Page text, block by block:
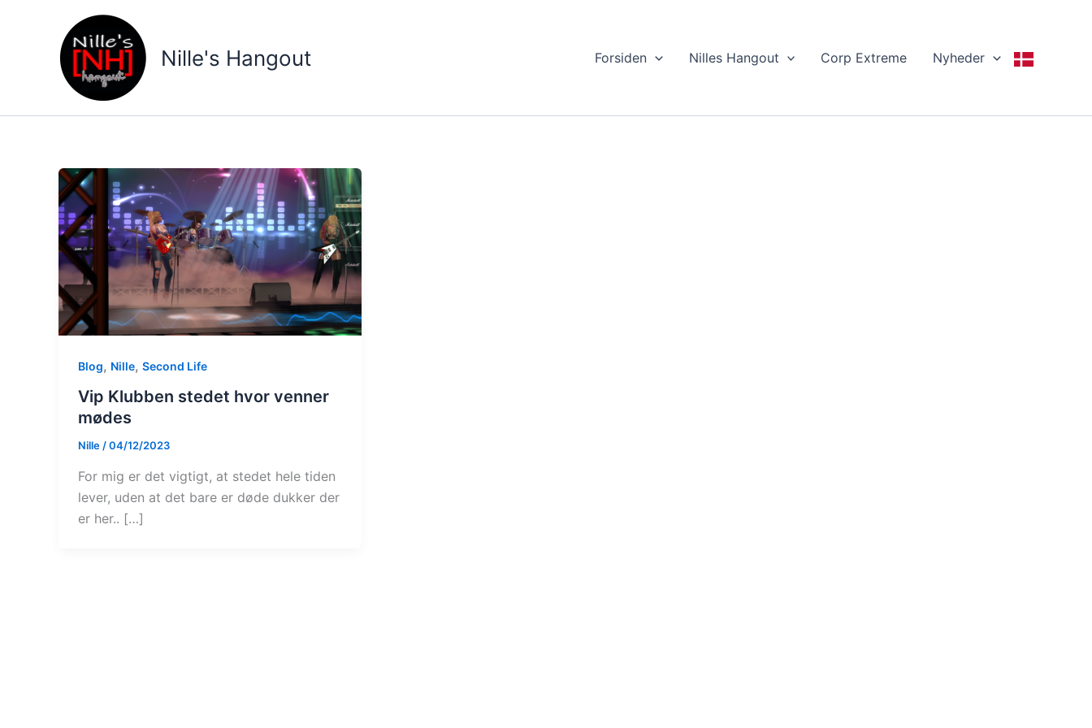
Nille's Hangout Forsiden Nilles Hangout Corp Extreme Nyheder
Blog, Nille, Second Life
Vip Klubben stedet hvor venner
mødes
Nille/04/12/2023
For mig er det vigtigt, at stedet hele tiden
lever, uden at det bare er døde dukker der
er her.. […]